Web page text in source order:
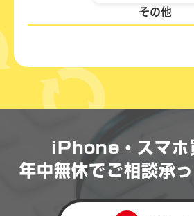
その他
iPhone・スマホ
年中無休で ご相談承